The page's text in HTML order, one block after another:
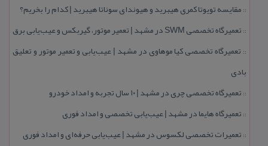
:: مقایسه تویوتا كمری هیبرید و هیوندای سوناتا هیبرید | كدام را بخریم؟
:: تعمیرگاه تخصصی SWM در مشهد | تعمیر موتور، گیربكس و عیب‌یابی برق
:: تعمیرگاه تخصصی كیا موهاوی در مشهد | عیب‌یابی و تعمیر موتور و تعلیق
بادی
:: تعمیرگاه تخصصی چری در مشهد | ۱۰ سال تجربه و امداد خودرو
:: تعمیرگاه هایما در مشهد | عیب‌یابی تخصصی و امداد فوری
:: تعمیرات تخصصی لكسوس در مشهد | عیب‌یابی حرفه‌ای و امداد فوری